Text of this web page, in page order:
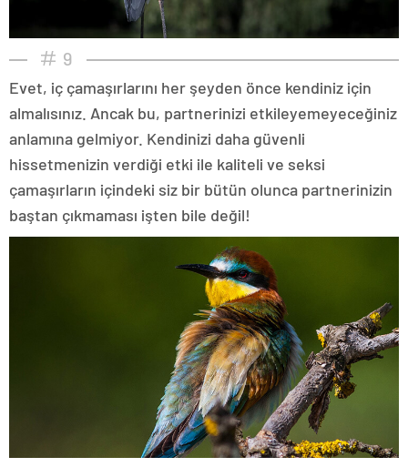
9
Evet, iç çamaşırlarını her şeyden önce kendiniz için
almalısınız. Ancak bu, partnerinizi etkileyemeyeceğiniz
anlamına gelmiyor. Kendinizi daha güvenli
hissetmenizin verdiği etki ile kaliteli ve seksi
çamaşırların içindeki siz bir bütün olunca partnerinizin
baştan çıkmaması işten bile değil!